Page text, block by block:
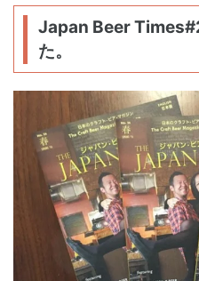
Japan Beer
た。